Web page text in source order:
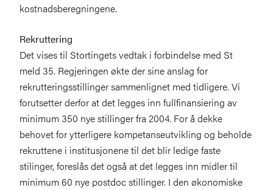
kostnadsberegningene.
Rekruttering
Det vises til Stortingets vedtak i forbindelse med St
meld 35. Regjeringen økte der sine anslag for
rekrutteringsstillinger sammenlignet med tidligere. Vi
forutsetter derfor at det legges inn fullfinansiering av
minimum 350 nye stillinger fra 2004. For å dekke
behovet for ytterligere kompetanseutvikling og beholde
rekruttene i institusjonene til det blir ledige faste
stilinger, foreslås det også at det legges inn midler til
minimum 60 nye postdoc stillinger. I den økonomiske